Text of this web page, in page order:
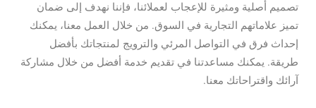
تصميم أصلية ومثيرة للإعجاب لعملائنا، فإننا نهدف إلى ضمان
تميز علاماتهم التجارية في السوق. من خلال العمل معنا، يمكنك
إحداث فرق في التواصل المرئي والترويج لمنتجاتك بأفضل
طريقة. يمكنك مساعدتنا في تقديم خدمة أفضل من خلال مشاركة
آرائك واقتراحاتك معنا.